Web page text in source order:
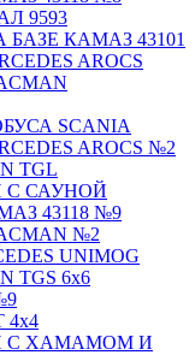
9593
КАМАЗ 43101
AROCS
SCANIA
AROCS №2
TGL
САУНОЙ
43118 №9
№2
UNIMOG
6х6
4x4
С ХАМАМОМ И